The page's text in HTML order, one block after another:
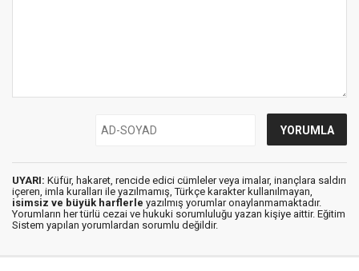
UYARI: Küfür, hakaret, rencide edici cümleler veya imalar, inançlara saldırı
içeren, imla kuralları ile yazılmamış, Türkçe karakter kullanılmayan,
isimsiz ve büyük harflerle yazılmış yorumlar onaylanmamaktadır.
Yorumların her türlü cezai ve hukuki sorumluluğu yazan kişiye aittir. Eğitim
Sistem yapılan yorumlardan sorumlu değildir.